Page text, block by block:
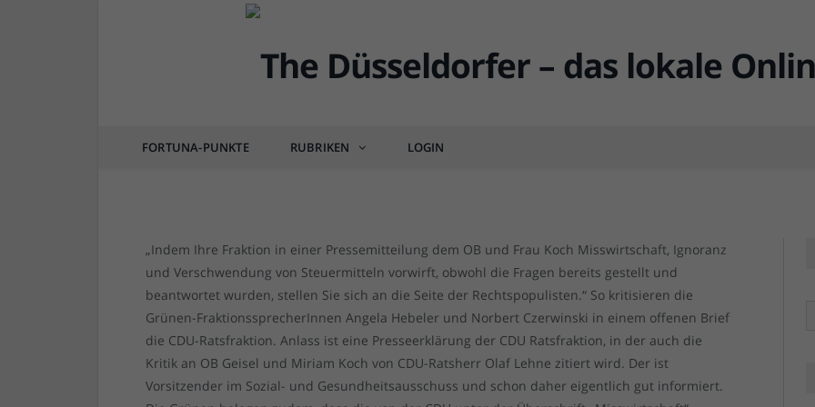
FORTUNA-PUNKTE RUBRIKEN LOGIN
DÜSSEL-POLITIK & POSITIONEN
CDU argumentiert wie Rechtspopulisten – Grüne
„Indem Ihre Fraktion in einer Pressemitteilung dem OB und Frau Koch Misswirtschaft, Ignoranz
und Verschwendung von Steuermitteln vorwirft, obwohl die Fragen bereits gestellt und
beantwortet wurden, stellen Sie sich an die Seite der Rechtspopulisten.“ So kritisieren die
Grünen-FraktionssprecherInnen Angela Hebeler und Norbert Czerwinski in einem offenen Brief
die CDU-Ratsfraktion. Anlass ist eine Presseerklärung der CDU Ratsfraktion, in der auch die
Kritik an OB Geisel und Miriam Koch von CDU-Ratsherr Olaf Lehne zitiert wird. Der ist
Vorsitzender im Sozial- und Gesundheitsausschuss und schon daher eigentlich gut informiert.